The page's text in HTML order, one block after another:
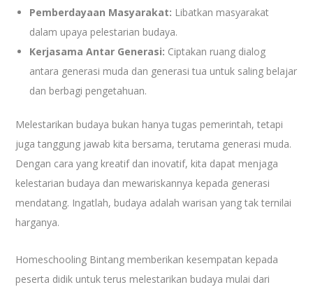
Pemberdayaan Masyarakat: Libatkan masyarakat
dalam upaya pelestarian budaya.
Kerjasama Antar Generasi: Ciptakan ruang dialog
antara generasi muda dan generasi tua untuk saling belajar
dan berbagi pengetahuan.
Melestarikan budaya bukan hanya tugas pemerintah, tetapi
juga tanggung jawab kita bersama, terutama generasi muda.
Dengan cara yang kreatif dan inovatif, kita dapat menjaga
kelestarian budaya dan mewariskannya kepada generasi
mendatang. Ingatlah, budaya adalah warisan yang tak ternilai
harganya.
Homeschooling Bintang memberikan kesempatan kepada
peserta didik untuk terus melestarikan budaya mulai dari